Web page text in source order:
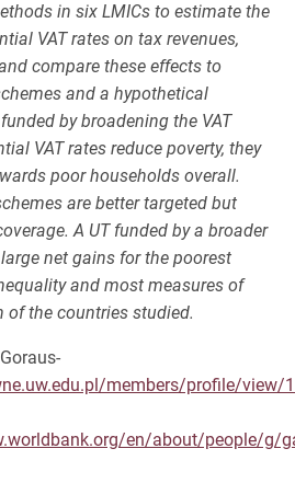
in six LMICs to estimate the
VAT rates on tax revenues,
compare these effects to
and a hypothetical
by broadening the VAT
VAT rates reduce poverty, they
poor households overall.
are better targeted but
A UT funded by a broader
net gains for the poorest
and most measures of
of the countries studied.
members/profile/view/
en/about/people/g/